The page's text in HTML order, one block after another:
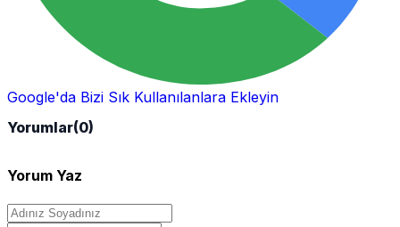
Google'da Bizi Sık Kullanılanlara Ekleyin
Yorumlar(0)
Yorum Yaz